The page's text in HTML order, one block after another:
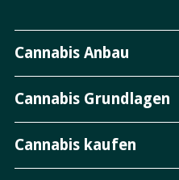
Cannabis Anbau
Cannabis Grundlagen
Cannabis kaufen